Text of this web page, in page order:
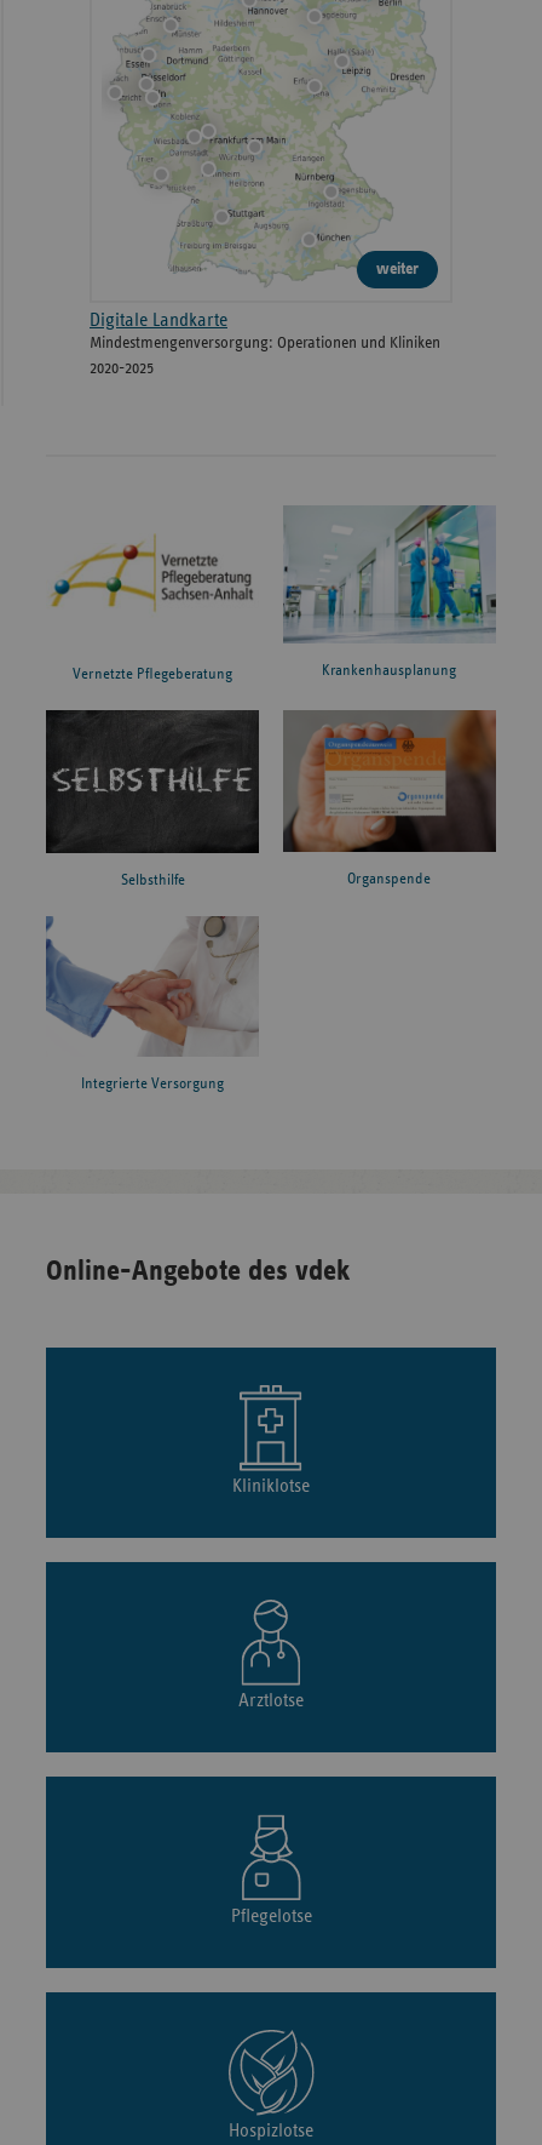
weiter
Digitale Landkarte
Mindestmengenversorgung: Operationen und Kliniken
2020-2025
Vernetzte Pflegeberatung Krankenhausplanung
Selbsthilfe Organspende
Integrierte Versorgung
Online-Angebote des vdek
Kliniklotse
Arztlotse
Pflegelotse
Hospizlotse